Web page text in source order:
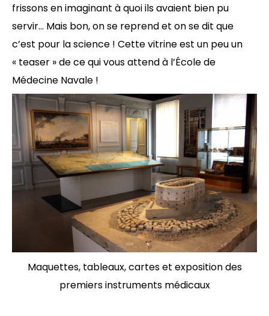
frissons en imaginant à quoi ils avaient bien pu
servir… Mais bon, on se reprend et on se dit que
c’est pour la science ! Cette vitrine est un peu un
« teaser » de ce qui vous attend à l’École de
Médecine Navale !
Maquettes, tableaux, cartes et exposition des
premiers instruments médicaux